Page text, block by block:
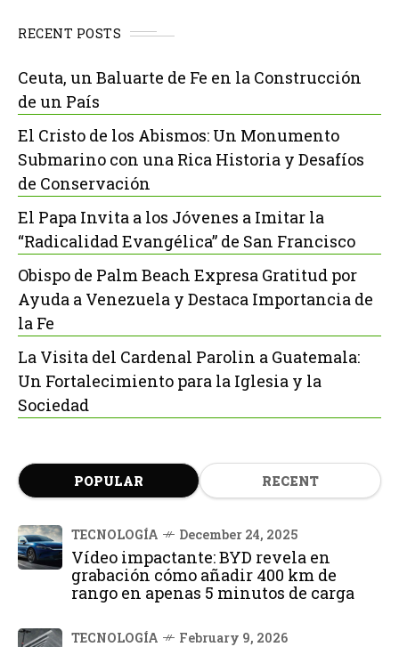
RECENT POSTS
Ceuta, un Baluarte de Fe en la Construcción
de un País
El Cristo de los Abismos: Un Monumento
Submarino con una Rica Historia y Desafíos
de Conservación
El Papa Invita a los Jóvenes a Imitar la
“Radicalidad Evangélica” de San Francisco
Obispo de Palm Beach Expresa Gratitud por
Ayuda a Venezuela y Destaca Importancia de
la Fe
La Visita del Cardenal Parolin a Guatemala:
Un Fortalecimiento para la Iglesia y la
Sociedad
POPULAR RECENT
TECNOLOGÍA December 24, 2025
Vídeo impactante: BYD revela en
grabación cómo añadir 400 km de
rango en apenas 5 minutos de carga
TECNOLOGÍA February 9, 2026